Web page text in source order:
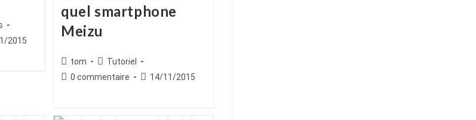
2015
quel smartphone
Meizu
Auteur/autrice
de
tom
Post
category:
Tutoriel
Commentaires
publication :
0 commentaire
Publication
14/11/2015